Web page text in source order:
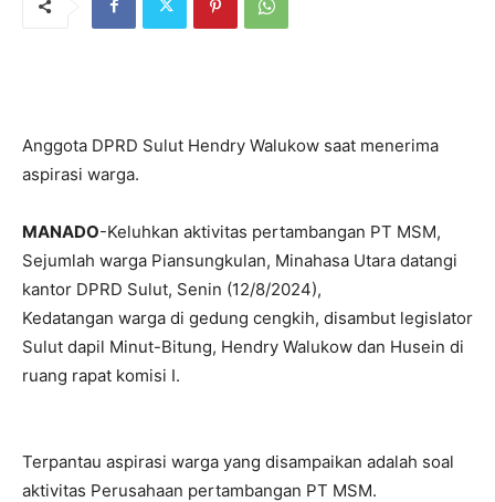
Anggota DPRD Sulut Hendry Walukow saat menerima
aspirasi warga.
MANADO-Keluhkan aktivitas pertambangan PT MSM,
Sejumlah warga Piansungkulan, Minahasa Utara datangi
kantor DPRD Sulut, Senin (12/8/2024),
Kedatangan warga di gedung cengkih, disambut legislator
Sulut dapil Minut-Bitung, Hendry Walukow dan Husein di
ruang rapat komisi I.
Terpantau aspirasi warga yang disampaikan adalah soal
aktivitas Perusahaan pertambangan PT MSM.